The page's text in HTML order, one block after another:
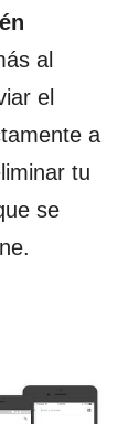
al
el
a
tu
se